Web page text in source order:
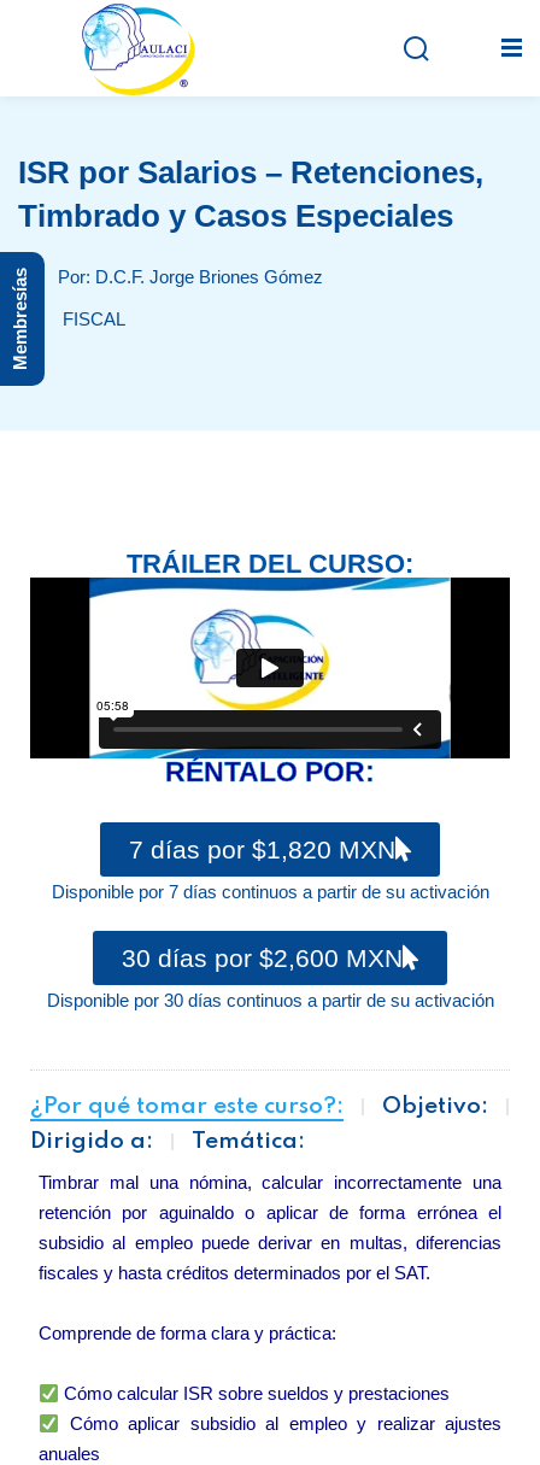
Inicio
En vivo
ISR por Salarios – Retenciones,
Timbrado y Casos Especiales
Por: D.C.F. Jorge Briones Gómez
FISCAL
TRÁILER DEL CURSO:
RÉNTALO POR:
7 días por $1,820 MXN
Disponible por 7 días continuos a partir de su activación
30 días por $2,600 MXN
Disponible por 30 días continuos a partir de su activación
¿Por qué tomar este curso?:
Objetivo:
Dirigido a:
Temática:
Timbrar mal una nómina, calcular incorrectamente una
retención por aguinaldo o aplicar de forma errónea el
subsidio al empleo puede derivar en multas, diferencias
fiscales y hasta créditos determinados por el SAT.
Comprende de forma clara y práctica:
Cómo calcular ISR sobre sueldos y prestaciones
Cómo aplicar subsidio al empleo y realizar ajustes
anuales
Membresías